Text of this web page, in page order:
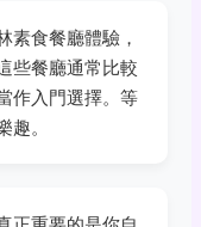
素食餐廳體驗，
些餐廳通常比較
作入門選擇。等
。